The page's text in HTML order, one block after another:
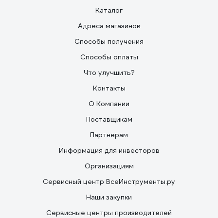
Каталог
Адреса магазинов
Способы получения
Способы оплаты
Что улучшить?
Контакты
О Компании
Поставщикам
Партнерам
Информация для инвесторов
Организациям
Сервисный центр ВсеИнструменты.ру
Наши закупки
Сервисные центры производителей